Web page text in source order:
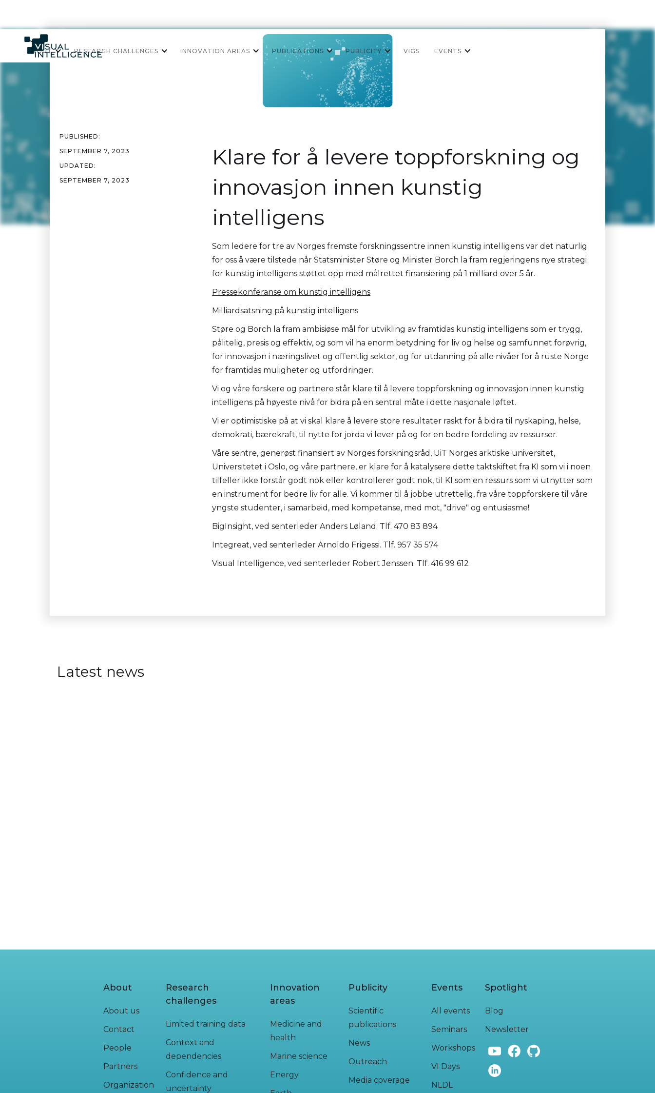
ABOUT RESEARCH CHALLENGES INNOVATION AREAS PUBLICATIONS PUBLICITY VIGS EVENTS
PUBLISHED:
SEPTEMBER 7, 2023
UPDATED:
SEPTEMBER 7, 2023
Klare for å levere toppforskning og
innovasjon innen kunstig
intelligens
Som ledere for tre av Norges fremste forskningssentre innen kunstig intelligens var det naturlig
for oss å være tilstede når Statsminister Støre og Minister Borch la fram regjeringens nye strategi
for kunstig intelligens støttet opp med målrettet finansiering på 1 milliard over 5 år.
Pressekonferanse om kunstig intelligens
Milliardsatsning på kunstig intelligens
Støre og Borch la fram ambisiøse mål for utvikling av framtidas kunstig intelligens som er trygg,
pålitelig, presis og effektiv, og som vil ha enorm betydning for liv og helse og samfunnet forøvrig,
for innovasjon i næringslivet og offentlig sektor, og for utdanning på alle nivåer for å ruste Norge
for framtidas muligheter og utfordringer.
Vi og våre forskere og partnere står klare til å levere toppforskning og innovasjon innen kunstig
intelligens på høyeste nivå for bidra på en sentral måte i dette nasjonale løftet.
Vi er optimistiske på at vi skal klare å levere store resultater raskt for å bidra til nyskaping, helse,
demokrati, bærekraft, til nytte for jorda vi lever på og for en bedre fordeling av ressurser.
Våre sentre, generøst finansiert av Norges forskningsråd, UiT Norges arktiske universitet,
Universitetet i Oslo, og våre partnere, er klare for å katalysere dette taktskiftet fra KI som vi i noen
tilfeller ikke forstår godt nok eller kontrollerer godt nok, til KI som en ressurs som vi utnytter som
en instrument for bedre liv for alle. Vi kommer til å jobbe utrettelig, fra våre toppforskere til våre
yngste studenter, i samarbeid, med kompetanse, med mot, "drive" og entusiasme!
BigInsight, ved senterleder Anders Løland. Tlf. 470 83 894
Integreat, ved senterleder Arnoldo Frigessi. Tlf. 957 35 574
Visual Intelligence, ved senterleder Robert Jenssen. Tlf. 416 99 612
Latest news
About
About us
Contact
People
Partners
Organization
Research
challenges
Limited training data
Context and
dependencies
Confidence and
uncertainty
Innovation
areas
Medicine and
health
Marine science
Energy
Publicity
Scientific
publications
News
Outreach
Media coverage
Events
All events
Seminars
Workshops
VI Days
NLDL
Spotlight
Blog
Newsletter